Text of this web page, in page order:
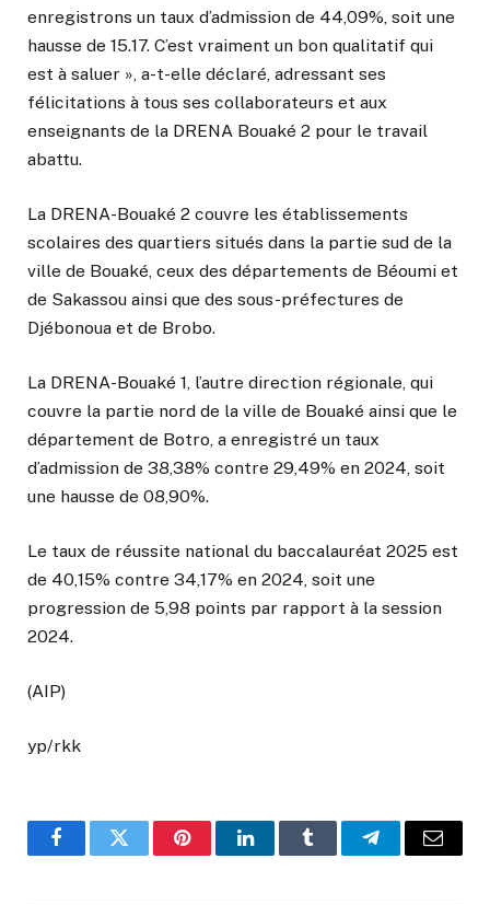
enregistrons un taux d’admission de 44,09%, soit une
hausse de 15.17. C’est vraiment un bon qualitatif qui
est à saluer », a-t-elle déclaré, adressant ses
félicitations à tous ses collaborateurs et aux
enseignants de la DRENA Bouaké 2 pour le travail
abattu.
La DRENA-Bouaké 2 couvre les établissements
scolaires des quartiers situés dans la partie sud de la
ville de Bouaké, ceux des départements de Béoumi et
de Sakassou ainsi que des sous-préfectures de
Djébonoua et de Brobo.
La DRENA-Bouaké 1, l’autre direction régionale, qui
couvre la partie nord de la ville de Bouaké ainsi que le
département de Botro, a enregistré un taux
d’admission de 38,38% contre 29,49% en 2024, soit
une hausse de 08,90%.
Le taux de réussite national du baccalauréat 2025 est
de 40,15% contre 34,17% en 2024, soit une
progression de 5,98 points par rapport à la session
2024.
(AIP)
yp/rkk
FacebookTwitter PinterestLinkedInTumblr TelegramEmail